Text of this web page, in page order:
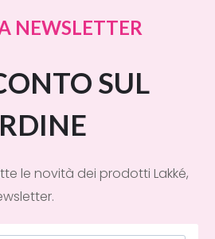
NEWSLETTER
SUL
le novità dei prodotti Lakké,